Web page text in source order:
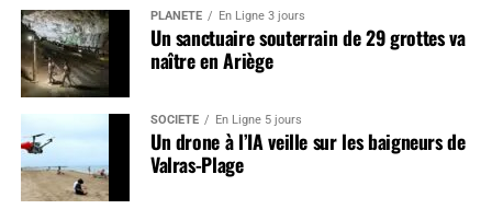
PLANÈTE En Ligne 3 jours
Un sanctuaire souterrain de 29 grottes va
naître en Ariège
SOCIÉTÉ En Ligne 5 jours
Un drone à l’IA veille sur les baigneurs de
Valras-Plage